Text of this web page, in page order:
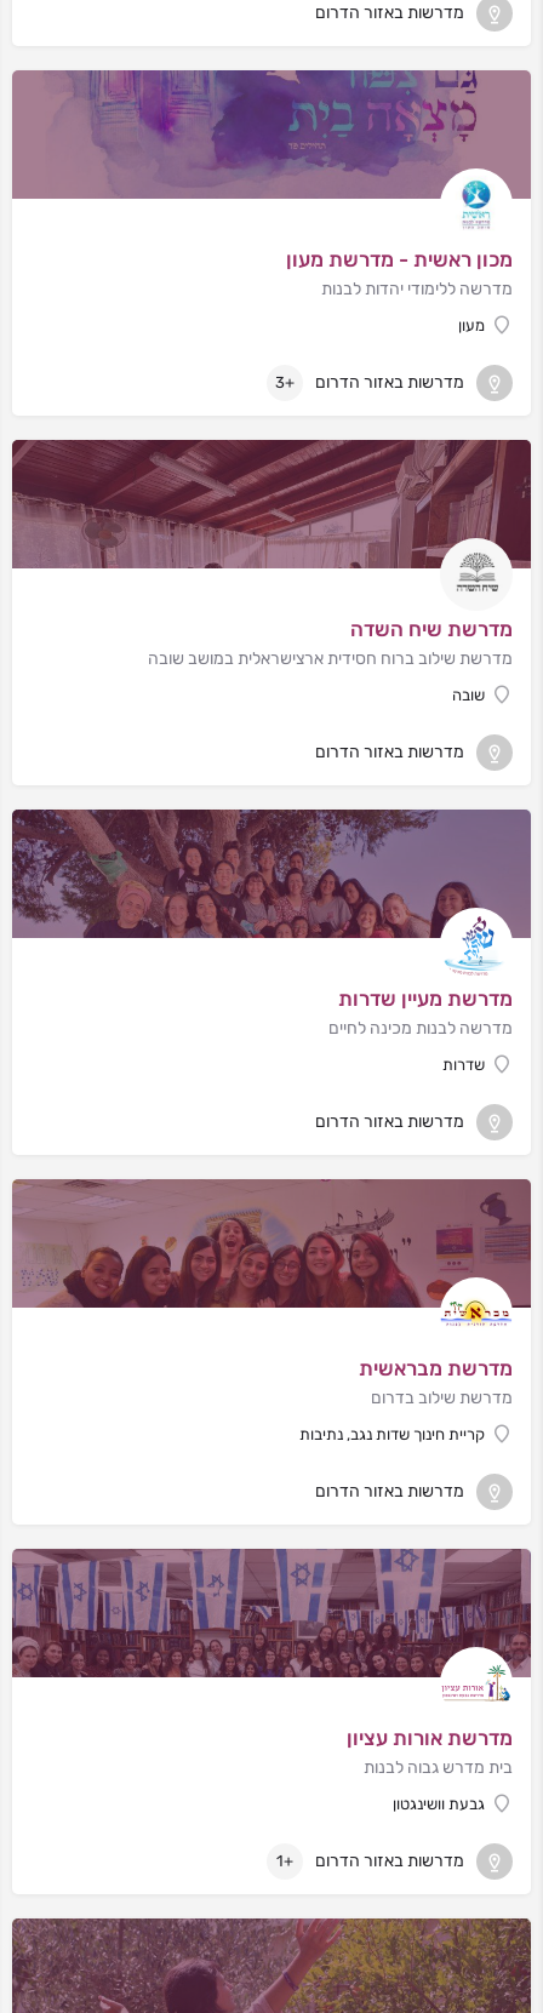
מדרשות באזור הדרום
מכון ראשית - מדרשת מעון
מדרשה ללימודי יהדות לבנות
מעון
מדרשות באזור הדרום +3
מדרשת שיח השדה
מדרשת שילוב ברוח חסידית ארצישראלית במושב שובה
שובה
מדרשות באזור הדרום
מדרשת מעיין שדרות
מדרשה לבנות מכינה לחיים
שדרות
מדרשות באזור הדרום
מדרשת מבראשית
מדרשת שילוב בדרום
קריית חינוך שדות נגב, נתיבות
מדרשות באזור הדרום
מדרשת אורות עציון
בית מדרש גבוה לבנות
גבעת וושינגטון
מדרשות באזור הדרום +1